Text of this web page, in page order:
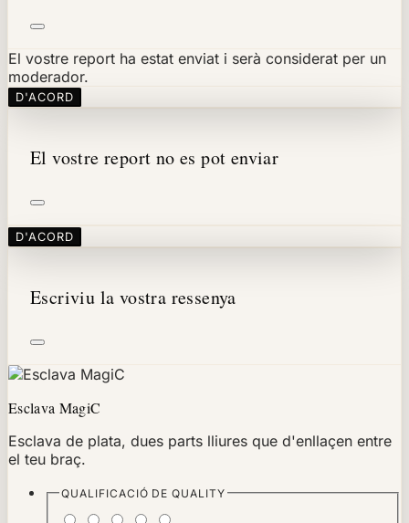
El vostre report ha estat enviat i serà considerat per un
moderador.
D'ACORD
El vostre report no es pot enviar
D'ACORD
Escriviu la vostra ressenya
Esclava MagiC
Esclava de plata, dues parts lliures que d'enllaçen entre
el teu braç.
QUALIFICACIÓ DEQUALITY